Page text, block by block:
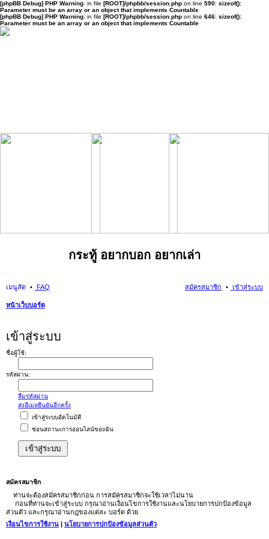
[phpBB Debug] PHP Warning: in file [ROOT]/phpbb/session.php on line 590: sizeof():
Parameter must be an array or an object that implements Countable
[phpBB Debug] PHP Warning: in file [ROOT]/phpbb/session.php on line 646: sizeof():
Parameter must be an array or an object that implements Countable
กระทู้ อยากบอก อยากเล่า
เมนูลัด FAQ เข้าสู่ระบบ
สมัครสมาชิก
หน้าเว็บบอร์ด
เข้าสู่ระบบ
ชื่อผู้ใช้:
รหัสผ่าน:
ลืมรหัสผ่าน
ส่งอีเมลยืนยันอีกครั้ง
เข้าสู่ระบบอัตโนมัติ
ซ่อนสถานะการออนไลน์ของฉัน
สมัครสมาชิก
ท่านจะต้องสมัครสมาชิกก่อน การสมัครสมาชิกจะใช้เวลาไม่นาน
ก่อนที่ท่านจะเข้าสู่ระบบ กรุณาอ่านเงื่อนไขการใช้งานและนโยบายการปกป้องข้อมูล
ส่วนตัว และกรุณาอ่านกฎของแต่ละ บอร์ด ด้วย
เงื่อนไขการใช้งาน | นโยบายการปกป้องข้อมูลส่วนตัว